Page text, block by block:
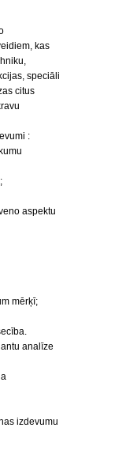
kas
speciāli
citus
:
aspektu
mērķī;
analīze
izdevumu